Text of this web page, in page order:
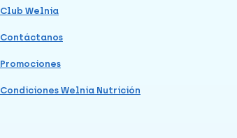
Club Welnia
Contáctanos
Promociones
Condiciones Welnia Nutrición